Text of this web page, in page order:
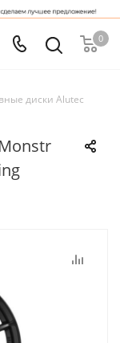
0
диски Alutec